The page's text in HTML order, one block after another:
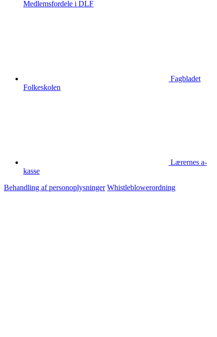
Medlemsfordele i DLF
Fagbladet
Folkeskolen
Lærernes a-
kasse
Behandling af personoplysninger Whistleblowerordning